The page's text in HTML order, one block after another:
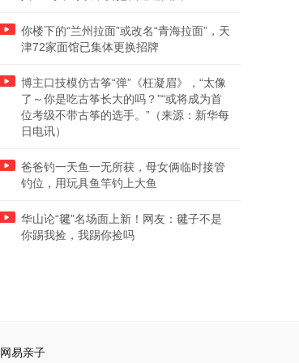
你楼下的“兰州拉面”或改名“青海拉面”，天
津72家面馆已集体更换招牌
博主口技模仿古筝“弹”《枉凝眉》，“太像
了～你是吃古筝长大的吗？”“或将成为首
位考级不带古筝的选手。”（来源：新华每
日电讯）
爸爸钓一天鱼一无所获，母女俩临时接管
钓位，用玩具鱼竿钓上大鱼
华山论“毽”名场面上新！网友：毽子不是
你踢我捡，我踢你捡吗
网易亲子